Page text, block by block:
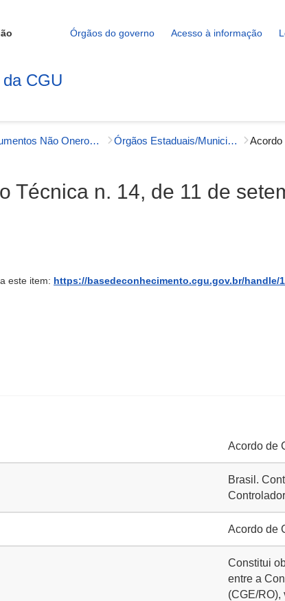
Órgãos do governo Acesso à informação
CGU
Instrumentos Não Onerosos Órgãos Estaduais/Municipais
Técnica n. 14, de 11 de
este item: https://basedeconhecimento.cgu.gov.br/handle/
Acordo de
Brasil.
Acordo de
Constitui
entre a
(CGE/